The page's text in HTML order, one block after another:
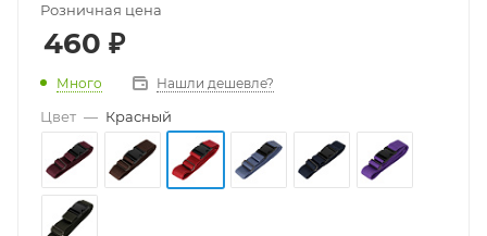
Розничная цена
460 ₽
Много Нашли дешевле?
Цвет — Красный